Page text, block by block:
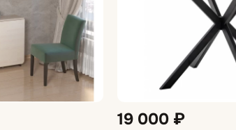
19 000 ₽